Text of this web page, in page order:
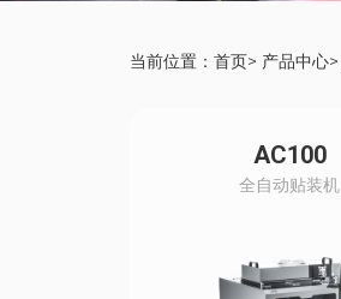
当前位置： 首页> 产品中心>
AC100
全自动贴装机